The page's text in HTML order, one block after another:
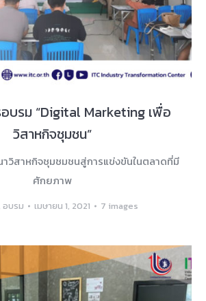
บรม “Digital Marketing เพื่อ
วิสาหกิจชุมชน”
วิสาหกิจชุมชมชนสู่การแข่งขันในตลาดที่มี
ศักยภาพ
อบรม เมษายน 1, 2021 7 images